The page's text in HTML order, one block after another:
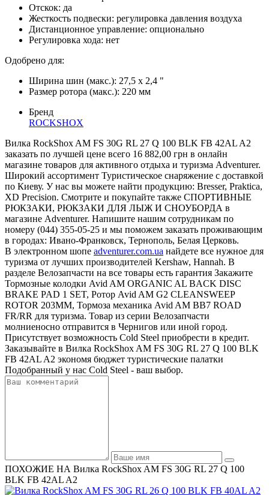
Отскок: да
Жесткость подвески: регулировка давления воздуха
Дистанционное управление: опционально
Регулировка хода: нет
Одобрено для:
Ширина шин (макс.): 27,5 х 2,4 "
Размер ротора (макс.): 220 мм
Бренд
ROCKSHOX
Вилка RockShox AM FS 30G RL 27 Q 100 BLK FB 42AL A2
заказать по лучшей цене всего 16 882,00 грн в онлайн
магазине товаров для активного отдыха и туризма Adventurer.
Широкий ассортимент Туристическое снаряжение с доставкой
по Киеву. У нас вы можете найти продукцию: Bresser, Praktica,
XD Precision. Смотрите и покупайте также СПОРТИВНЫЕ
РЮКЗАКИ, РЮКЗАКИ ДЛЯ ЛЫЖ И СНОУБОРДА в
магазине Adventurer. Напишите нашим сотрудникам по
номеру (044) 355-05-25 и мы поможем заказать проживающим
в городах: Ивано-Франковск, Тернополь, Белая Церковь.
В электронном шопе adventurer.com.ua найдете все нужное для
туризма от лучших производителей Kershaw, Hannah. В
разделе Велозапчасти на все товары есть гарантия Закажите
Тормозные колодки Avid AM ORGANIC AL BACK DISC
BRAKE PAD 1 SET, Ротор Avid AM G2 CLEANSWEEP
ROTOR 203MM, Тормоза механика Avid AM BB7 ROAD
FR/RR для туризма. Товар из серии Велозапчасти
молниеносно отправится в Чернигов или иной город.
Присутствует возможность Cold Steel приобрести в кредит.
Заказывайте в Вилка RockShox AM FS 30G RL 27 Q 100 BLK
FB 42AL A2 экономя бюджет туристические палатки
Подобранный у нас Cold Steel - ваш выбор.
ПОХОЖИЕ НА Вилка RockShox AM FS 30G RL 27 Q 100
BLK FB 42AL A2